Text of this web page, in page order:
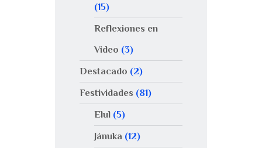
(15)
Reflexiones en
Video (3)
Destacado (2)
Festividades (81)
Elul(5)
Jánuka (12)